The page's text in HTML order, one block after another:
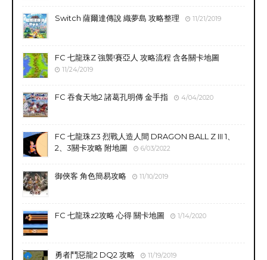
Switch 薩爾達傳說 織夢島 攻略整理 11/21/2019
FC 七龍珠Z 強襲!賽亞人 攻略流程 含各關卡地圖
11/24/2019
FC 吞食天地2 諸葛孔明傳 金手指 4/04/2020
FC 七龍珠Z3 烈戰人造人間 DRAGON BALL Z III 1、
2、3關卡攻略 附地圖
6/03/2022
御俠客 角色簡易攻略 11/10/2019
FC 七龍珠z2攻略 心得 關卡地圖 1/14/2020
勇者鬥惡龍2 DQ2 攻略 11/19/2019